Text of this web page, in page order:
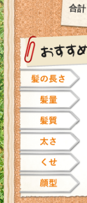
合計